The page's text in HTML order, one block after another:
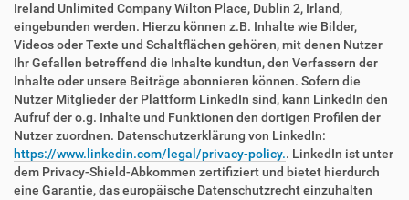
Ireland Unlimited Company Wilton Place, Dublin 2, Irland,
eingebunden werden. Hierzu können z.B. Inhalte wie Bilder,
Videos oder Texte und Schaltflächen gehören, mit denen Nutzer
Ihr Gefallen betreffend die Inhalte kundtun, den Verfassern der
Inhalte oder unsere Beiträge abonnieren können. Sofern die
Nutzer Mitglieder der Plattform LinkedIn sind, kann LinkedIn den
Aufruf der o.g. Inhalte und Funktionen den dortigen Profilen der
Nutzer zuordnen. Datenschutzerklärung von LinkedIn:
https://www.linkedin.com/legal/privacy-policy.. LinkedIn ist unter
dem Privacy-Shield-Abkommen zertifiziert und bietet hierdurch
eine Garantie, das europäische Datenschutzrecht einzuhalten